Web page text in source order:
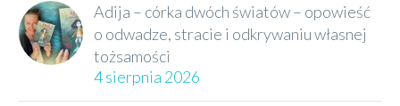
Adija – córka dwóch światów – opowieść
o odwadze, stracie i odkrywaniu własnej
tożsamości
4 sierpnia 2026